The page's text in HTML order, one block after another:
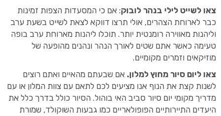
צאו לשייט לילי בנהר לובוק: אם כי המסעדות הצפות זמינות
כבר לארוחת הצהרים, אולי תרצו דווקא לצאת לשייט בשעת ערב
וליהנות מאווירה רומנטית יותר. תוכלו ליהנות מארוחת ערב בופה
טעימה כאשר אתם שטים לאורך הנהר ונהנים מהופעה של
מוזיקאים וזמרים מקומיים.
צאו ליום סיור מחוץ למלון. אם שבעתם מהאיים ואתם רוצים
לשנות קצת את הנוף אנו מציעים לכם לתאם עם צוות המלון או עם
מדריך מקומי יום סיור סביב האי בוהול. הסיור כולל בדרך כלל את
היעדים התיירותיים הפופולאריים כמו גבעות השוקולד, שמורת